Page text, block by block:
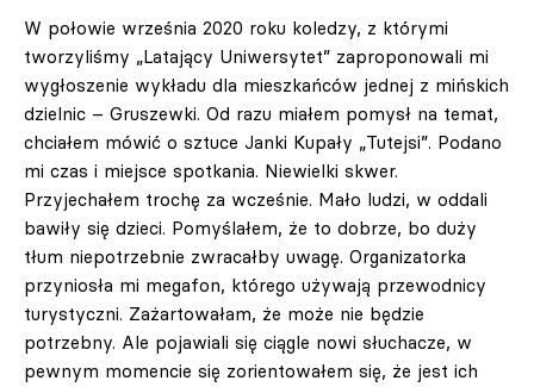
W połowie września 2020 roku koledzy, z którymi
tworzyliśmy „Latający Uniwersytet” zaproponowali mi
wygłoszenie wykładu dla mieszkańców jednej z mińskich
dzielnic – Gruszewki. Od razu miałem pomysł na temat,
chciałem mówić o sztuce Janki Kupały „Tutejsi”. Podano
mi czas i miejsce spotkania. Niewielki skwer.
Przyjechałem trochę za wcześnie. Mało ludzi, w oddali
bawiły się dzieci. Pomyślałem, że to dobrze, bo duży
tłum niepotrzebnie zwracałby uwagę. Organizatorka
przyniosła mi megafon, którego używają przewodnicy
turystyczni. Zażartowałam, że może nie będzie
potrzebny. Ale pojawiali się ciągle nowi słuchacze, w
pewnym momencie się zorientowałem się, że jest ich